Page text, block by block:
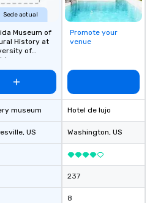
Sede actual
Museum of
History at
of
museum
, US
Promote your
venue
Hotel de lujo
Washington, US
237
8